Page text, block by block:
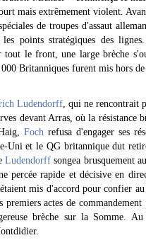
mais extrêmement violent.
de troupes d'assaut
points stratégiques des
tout le front, une large brèche
Britanniques furent mis hors
Ludendorff, qui ne rencontrait
devant Arras, où la résistance
Haig,Foch refusa d'engager ses
Uni et le QG britannique dut
Ludendorff songea brusquement
percée rapide et décisive en
mis d'accord pour confier
actes de
brèche sur la Somme.